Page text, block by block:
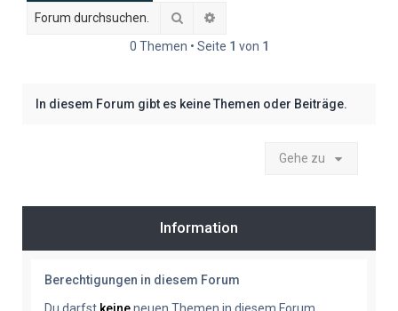
Suche
0 Themen • Seite 1 von 1
In diesem Forum gibt es keine Themen oder Beiträge.
Gehe zu
Information
Berechtigungen in diesem Forum
Du darfst keineneuen Themen in diesem Forum